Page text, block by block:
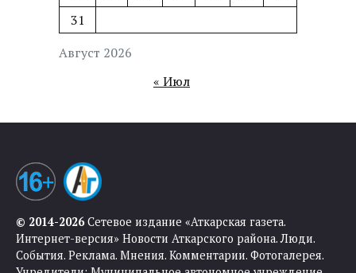
Август 2026
31
« Июл
© 2014-2026Сетевое издание «Аткарская газета.
Интернет-версия» Новости Аткарского района. Люди.
События. Реклама. Мнения. Комментарии. Фотогалерея.